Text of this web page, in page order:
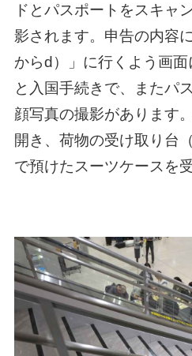
ドとパスポートをスキャ
影されます。申告の内容
からd）」に行くよう画
と入国手続きで、またパ
顔写真の撮影があります
開き、荷物の受け取り台
で預けたスーツケースを